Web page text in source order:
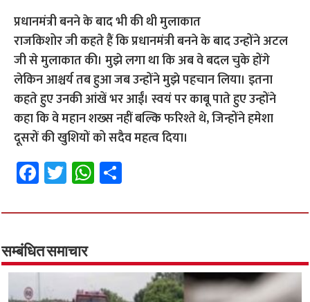
प्रधानमंत्री बनने के बाद भी की थी मुलाकात
राजकिशोर जी कहते हैं कि प्रधानमंत्री बनने के बाद उन्होंने अटल
जी से मुलाकात की। मुझे लगा था कि अब वे बदल चुके होंगे
लेकिन आश्चर्य तब हुआ जब उन्होंने मुझे पहचान लिया। इतना
कहते हुए उनकी आंखें भर आईं। स्वयं पर काबू पाते हुए उन्होंने
कहा कि वे महान शख्स नहीं बल्कि फरिश्ते थे, जिन्होंने हमेशा
दूसरों की खुशियों को सदैव महत्व दिया।
Fa
ce
b
o
o
k
T
wi
tt
er
W
h
at
p
p
ar
सम्बंधित समाचार